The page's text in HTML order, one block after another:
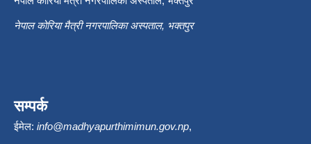
नेपाल कोरिया मैत्री नगरपालिका अस्पताल, भक्तपुर
सम्पर्क
ईमेल: info@madhyapurthimimun.gov.np,